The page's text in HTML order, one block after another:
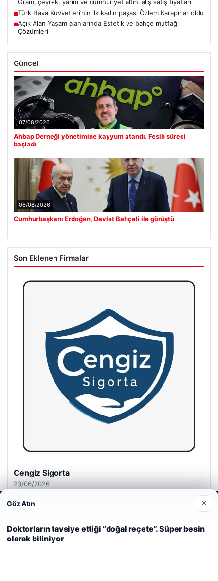
Gram, çeyrek, yarım ve cumhuriyet altını alış satış fiyatları
■Türk Hava Kuvvetleri’nin ilk kadın paşası Özlem Karapınar oldu
■Açık Alan Yaşam alanlarında Estetik ve bahçe mutfağı
Çözümleri
Güncel
07/08/2026
Ahbap Derneği yönetimine kayyum atandı. Fesih süreci
başladı
06/08/2026
Cumhurbaşkanı Erdoğan, Devlet Bahçeli ile görüştü
Son Eklenen Firmalar
Cengiz Sigorta
23/06/2026
Web sitemizi nasıl kullandığınızı daha iyi anlayabilmek,
deneyiminizi kişiselleştirmek ve geliştirmek amacıyla çerezler
kullanıyoruz.
Çerez Politikamız
Reddet Kabul Et
Göz Atın ×
Doktorların tavsiye ettiği “doğal reçete”. Süper besin
olarak biliniyor